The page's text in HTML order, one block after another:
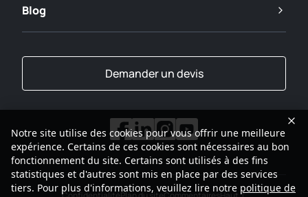
Blog
Demander un devis
Notre site utilise des cookies pour vous offrir une meilleure
expérience. Certains de ces cookies sont nécessaires au bon
fonctionnement du site. Certains sont utilisés à des fins
statistiques et d'autres sont mis en place par des services
tiers. Pour plus d'informations, veuillez lire notre politique de